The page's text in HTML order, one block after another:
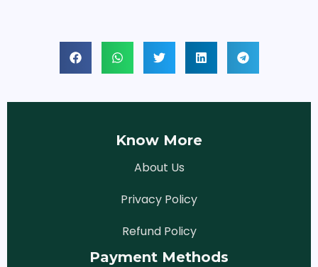
Know More
About Us
Privacy Policy
Refund Policy
Payment Methods